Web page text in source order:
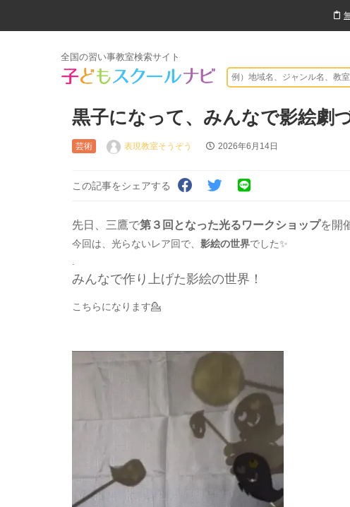
全国の習い事教室検索サイト
黒子になって、みんなで影絵劇
芸術 表現教室そうぞう 2026年6月14日
この記事をシェアする
先日、三鷹で第３回となった光るワークショップを開
今回は、光らないレア回で、 影絵の世界でした✨
みんなで作り上げた影絵の世界！
こちらになります💁